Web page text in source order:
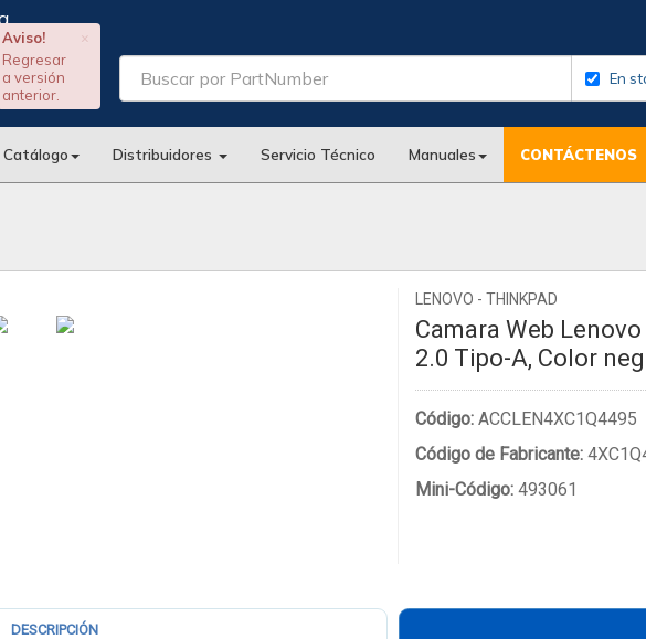
×
Aviso!
Regresar
a versión
anterior.
En
Catálogo Distribuidores Servicio Técnico Manuales CONTÁCTENOS
LENOVO - THINKPAD
Camara Web
2.0 Tipo-A, Color
Código: ACCLEN4XC1Q4495
Código de Fabricante:
Mini-Código: 493061
DESCRIPCIÓN